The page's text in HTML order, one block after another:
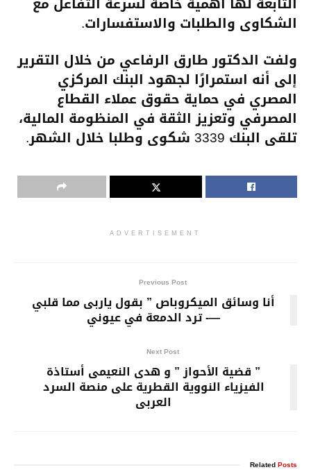
الشكاوى والطلبات والاستفسارات.
ولفت الدكتور طارق الرفاعي من خلال التقرير
إلى أنه استمرارًا لجهود البنك المركزي
المصري في حماية حقوق عملاء القطاع
المصرفي وتعزيز الثقة في المنظومة المالية،
تلقى البنك 3339 شكوى وطلبا خلال الشهر.
ADVERTISEMENT
Previous Post
أنا وسائق الميكروباص ” بقول ياربى مما قلبي
—- ترد الدمعة في عيوني
Next Post
” قضية الأحواز ” و هدى النعيمى أستاذة
الفيزياء النووية القطرية على منصة السرد
العربى
RelatedPosts